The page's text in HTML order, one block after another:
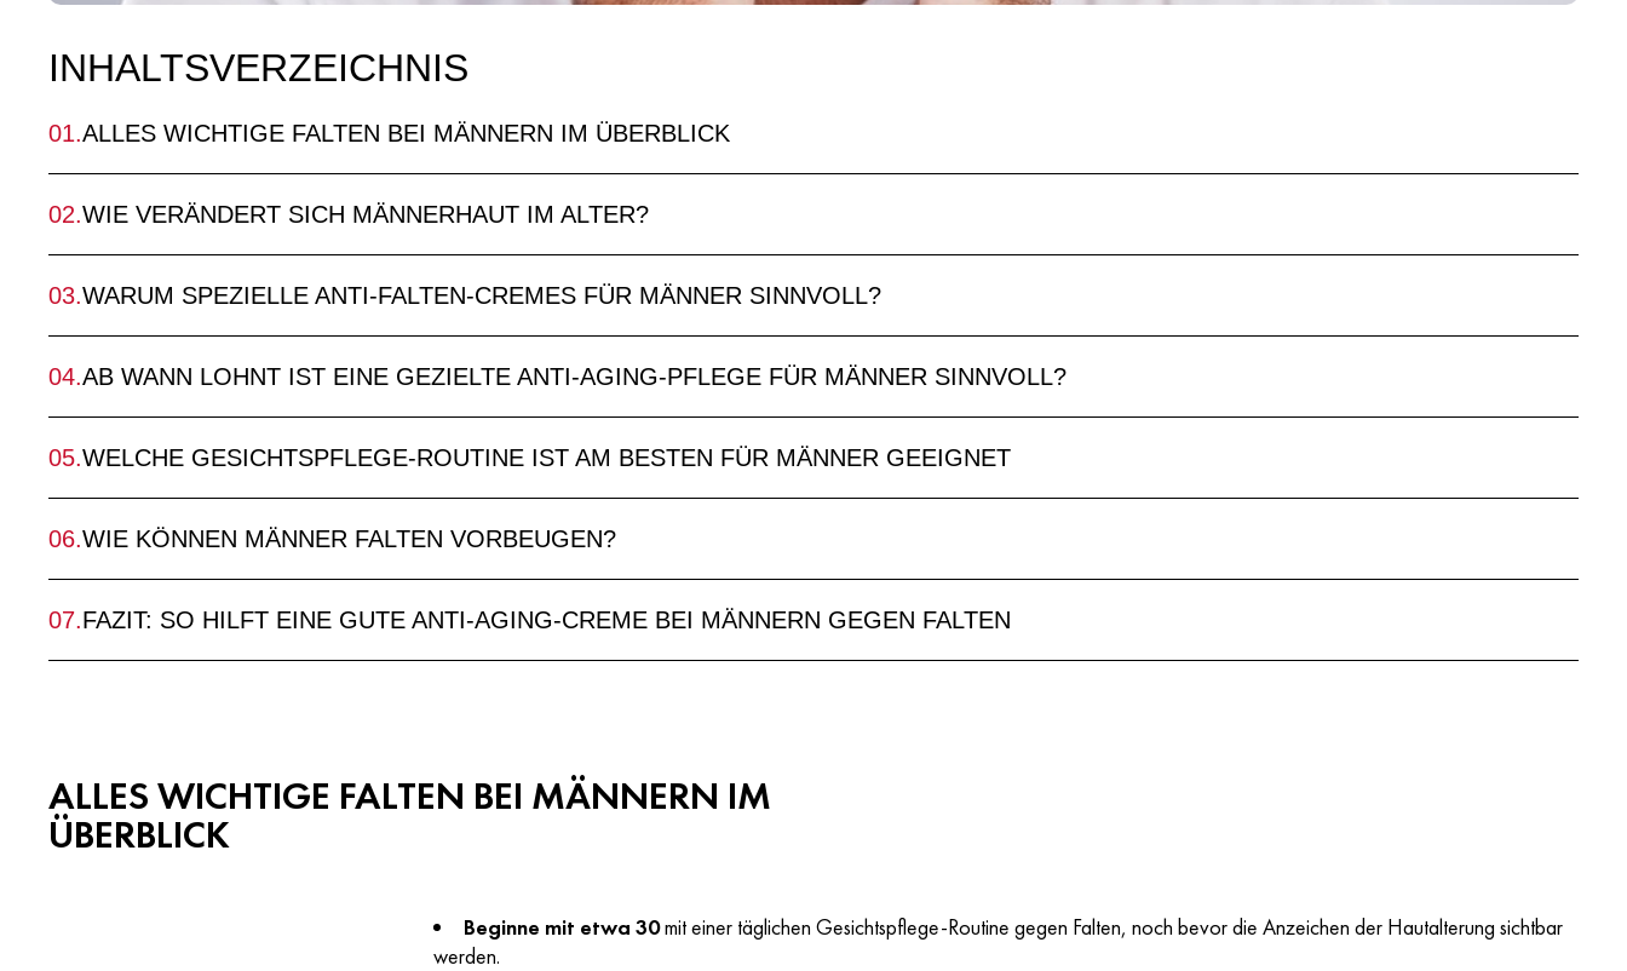
INHALTSVERZEICHNIS
ALLES WICHTIGE FALTEN BEI MÄNNERN IM ÜBERBLICK
WIE VERÄNDERT SICH MÄNNERHAUT IM ALTER?
WARUM SPEZIELLE ANTI-FALTEN-CREMES FÜR MÄNNER SINNVOLL?
AB WANN LOHNT IST EINE GEZIELTE ANTI-AGING-PFLEGE FÜR MÄNNER SINNVOLL?
WELCHE GESICHTSPFLEGE-ROUTINE IST AM BESTEN FÜR MÄNNER GEEIGNET
WIE KÖNNEN MÄNNER FALTEN VORBEUGEN?
FAZIT: SO HILFT EINE GUTE ANTI-AGING-CREME BEI MÄNNERN GEGEN FALTEN
ALLES WICHTIGE FALTEN BEI MÄNNERN IM
ÜBERBLICK
Beginne mit etwa 30mit einer täglichen Gesichtspflege-Routine gegen Falten, noch bevor die Anzeichen der Hautalterung sichtbar
werden.